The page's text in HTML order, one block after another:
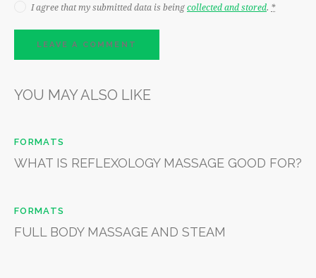
I agree that my submitted data is beingcollected and stored. *
YOU MAY ALSO LIKE
FORMATS
WHAT IS REFLEXOLOGY MASSAGE GOOD FOR?
FORMATS
FULL BODY MASSAGE AND STEAM